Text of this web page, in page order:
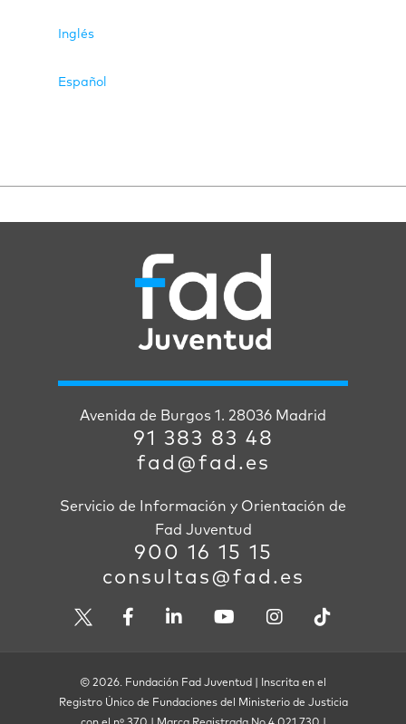
Inglés
Español
Avenida de Burgos 1. 28036 Madrid
91 383 83 48
fad@fad.es
Servicio de Información y Orientación de
Fad Juventud
900 16 15 15
consultas@fad.es
© 2026. Fundación Fad Juventud | Inscrita en el
Registro Único de Fundaciones del Ministerio de Justicia